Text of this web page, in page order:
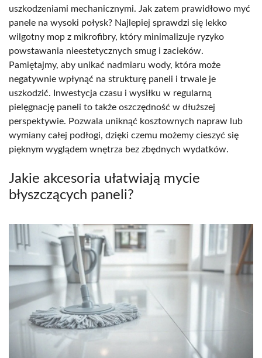
uszkodzeniami mechanicznymi. Jak zatem prawidłowo myć
panele na wysoki połysk? Najlepiej sprawdzi się lekko
wilgotny mop z mikrofibry, który minimalizuje ryzyko
powstawania nieestetycznych smug i zacieków.
Pamiętajmy, aby unikać nadmiaru wody, która może
negatywnie wpłynąć na strukturę paneli i trwale je
uszkodzić. Inwestycja czasu i wysiłku w regularną
pielęgnację paneli to także oszczędność w dłuższej
perspektywie. Pozwala uniknąć kosztownych napraw lub
wymiany całej podłogi, dzięki czemu możemy cieszyć się
pięknym wyglądem wnętrza bez zbędnych wydatków.
Jakie akcesoria ułatwiają mycie
błyszczących paneli?